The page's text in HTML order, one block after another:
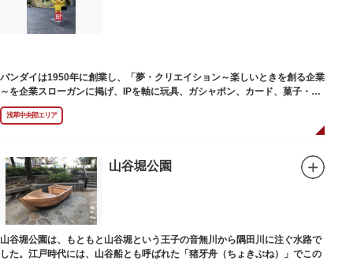
二日孝子敬白」と刻まれており、区内でも古いものです。しかし妙亀塚と板
碑との関係は、明らかではありません。
バンダイは1950年に創業し、「夢・クリエイション～楽しいときを創る企業
～を企業スローガンに掲げ、IPを軸に玩具、ガシャポン、カード、菓子・食
品・食玩、アパレル、日用雑貨など、お客さまの身近で楽しんでいただける
エンターテインメントをお届けしています。
浅草中央部エリア
山谷堀公園
山谷堀公園は、もともと山谷堀という王子の音無川から隅田川に注ぐ水路で
した。江戸時代には、山谷船とも呼ばれた「猪牙舟（ちょきぶね）」でこの